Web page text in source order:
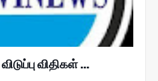
விதிகள் ...